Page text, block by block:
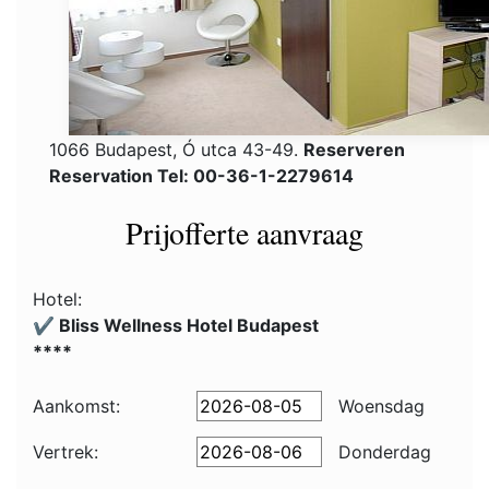
1066 Budapest, Ó utca 43-49. Reserveren
Reservation Tel: 00-36-1-2279614
Prijofferte aanvraag
Hotel:
✔️ Bliss Wellness Hotel Budapest
****
Aankomst: Woensdag
Vertrek:
Donderdag